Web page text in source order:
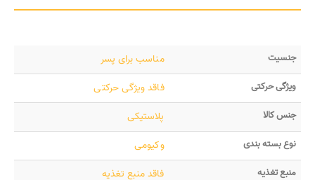
جنسیت مناسب برای پسر
ویژگی حرکتی فاقد ویژگی حرکتی
جنس کالا پلاستیکی
نوع بسته بندی وکیومی
منبع تغذیه فاقد منبع تغذیه